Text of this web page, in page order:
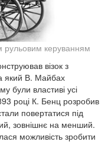
рульовим керуванням
візок з
який В. Майбах
були властиві усі
році К. Бенц розробив
повертатися під
зовнішнє на менший.
можливість зробити